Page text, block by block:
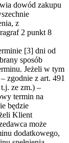
dowód zakupu
z
2 punkt 8
[3] dni od
sposób
Jeżeli w tym
zgodnie z art. 491
ze zm.) –
termin na
będzie
Klient
może
dodatkowego,